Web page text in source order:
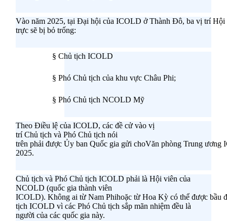
Vào năm 2025, tại Đại hội của ICOLD ở Thành Đô, ba vị trí Hội
trực sẽ bị bỏ trống:
§ Chủ tịch ICOLD
§ Phó Chủ tịch của khu vực Châu Phi;
§ Phó Chủ tịch NCOLD Mỹ
Theo Điều lệ của ICOLD, các đề cử vào vị
tríChủ tịch và Phó Chủ tịch nói
trên phải được Ủy ban Quốc gia gửi choVăn phòng Trung ương
2025.
Chủ tịch và Phó Chủ tịch ICOLD phải là Hội viên của
NCOLD (quốc gia thành viên
ICOLD). Không ai từ Nam Phihoặc từ Hoa Kỳ có thể được bầu
tịch ICOLD vì các Phó Chủ tịch sắp mãn nhiệm đều là
người của các quốc gia này.